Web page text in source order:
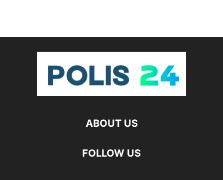
ABOUT US
FOLLOW US